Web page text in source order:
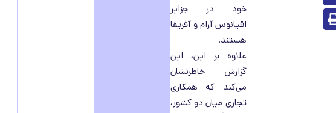
خود در جزایر
اقیانوس آرام و آفریقا
هستند.
علاوه بر این، این
گزارش خاطرنشان
می‌کند که همکاری
تجاری میان دو کشور،